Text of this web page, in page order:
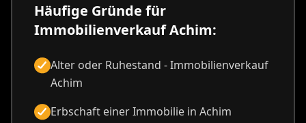
Häufige Gründe für
Immobilienverkauf Achim:
Alter oder Ruhestand - Immobilienverkauf
Achim
Erbschaft einer Immobilie in Achim